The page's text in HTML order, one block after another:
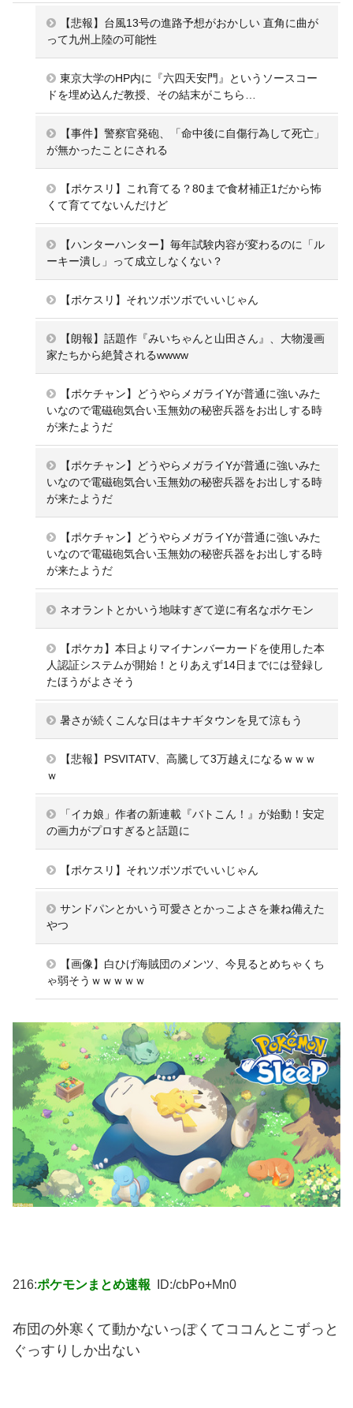
【悲報】台風13号の進路予想がおかしい 直角に曲が
って九州上陸の可能性
東京大学のHP内に『六四天安門』というソースコー
ドを埋め込んだ教授、その結末がこちら…
【事件】警察官発砲、「命中後に自傷行為して死亡」
が無かったことにされる
【ポケスリ】これ育てる？80まで食材補正1だから怖
くて育ててないんだけど
【ハンターハンター】毎年試験内容が変わるのに「ル
ーキー潰し」って成立しなくない？
【ポケスリ】それツボツボでいいじゃん
【朗報】話題作『みいちゃんと山田さん』、大物漫画
家たちから絶賛されるwwww
【ポケチャン】どうやらメガライYが普通に強いみた
いなので電磁砲気合い玉無効の秘密兵器をお出しする時
が来たようだ
【ポケチャン】どうやらメガライYが普通に強いみた
いなので電磁砲気合い玉無効の秘密兵器をお出しする時
が来たようだ
【ポケチャン】どうやらメガライYが普通に強いみた
いなので電磁砲気合い玉無効の秘密兵器をお出しする時
が来たようだ
ネオラントとかいう地味すぎて逆に有名なポケモン
【ポケカ】本日よりマイナンバーカードを使用した本
人認証システムが開始！とりあえず14日までには登録し
たほうがよさそう
暑さが続くこんな日はキナギタウンを見て涼もう
【悲報】PSVITATV、高騰して3万越えになるｗｗｗ
ｗ
「イカ娘」作者の新連載『バトこん！』が始動！安定
の画力がプロすぎると話題に
【ポケスリ】それツボツボでいいじゃん
サンドパンとかいう可愛さとかっこよさを兼ね備えた
やつ
【画像】白ひげ海賊団のメンツ、今見るとめちゃくち
ゃ弱そうｗｗｗｗｗ
216:ポケモンまとめ速報 ID:/cbPo+Mn0
布団の外寒くて動かないっぽくてココんとこずっと
ぐっすりしか出ない